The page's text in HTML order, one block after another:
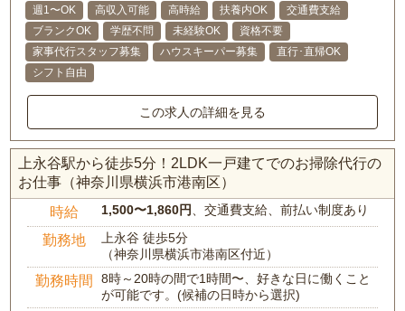
週1〜OK 高収入可能 高時給 扶養内OK
交通費支給
ブランクOK
学歴不問 未経験OK
資格不要
家事代行スタッフ募集
ハウスキーパー募集
直行･直帰OK
シフト自由
この求人の詳細を見る
上永谷駅から徒歩5分！2LDK一戸建てでのお掃除代行の
お仕事（神奈川県横浜市港南区）
時給 1,500〜1,860円 、交通費支給、前払い制度あり
勤務地
上永谷 徒歩5分
（神奈川県横浜市港南区付近）
勤務時間
8時～20時の間で1時間〜、好きな日に働くこと
が可能です。(候補の日時から選択)